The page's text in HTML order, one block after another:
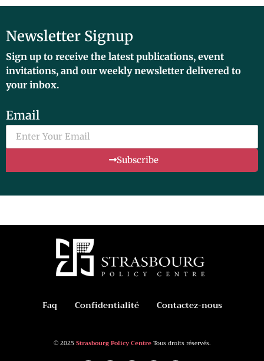
Newsletter Signup
Sign up to receive the latest publications, event
invitations, and our weekly newsletter delivered to
your inbox.
Email
Subscribe
Faq Confidentialité Contactez-nous
© 2025Strasbourg Policy CentreTous droits réservés.